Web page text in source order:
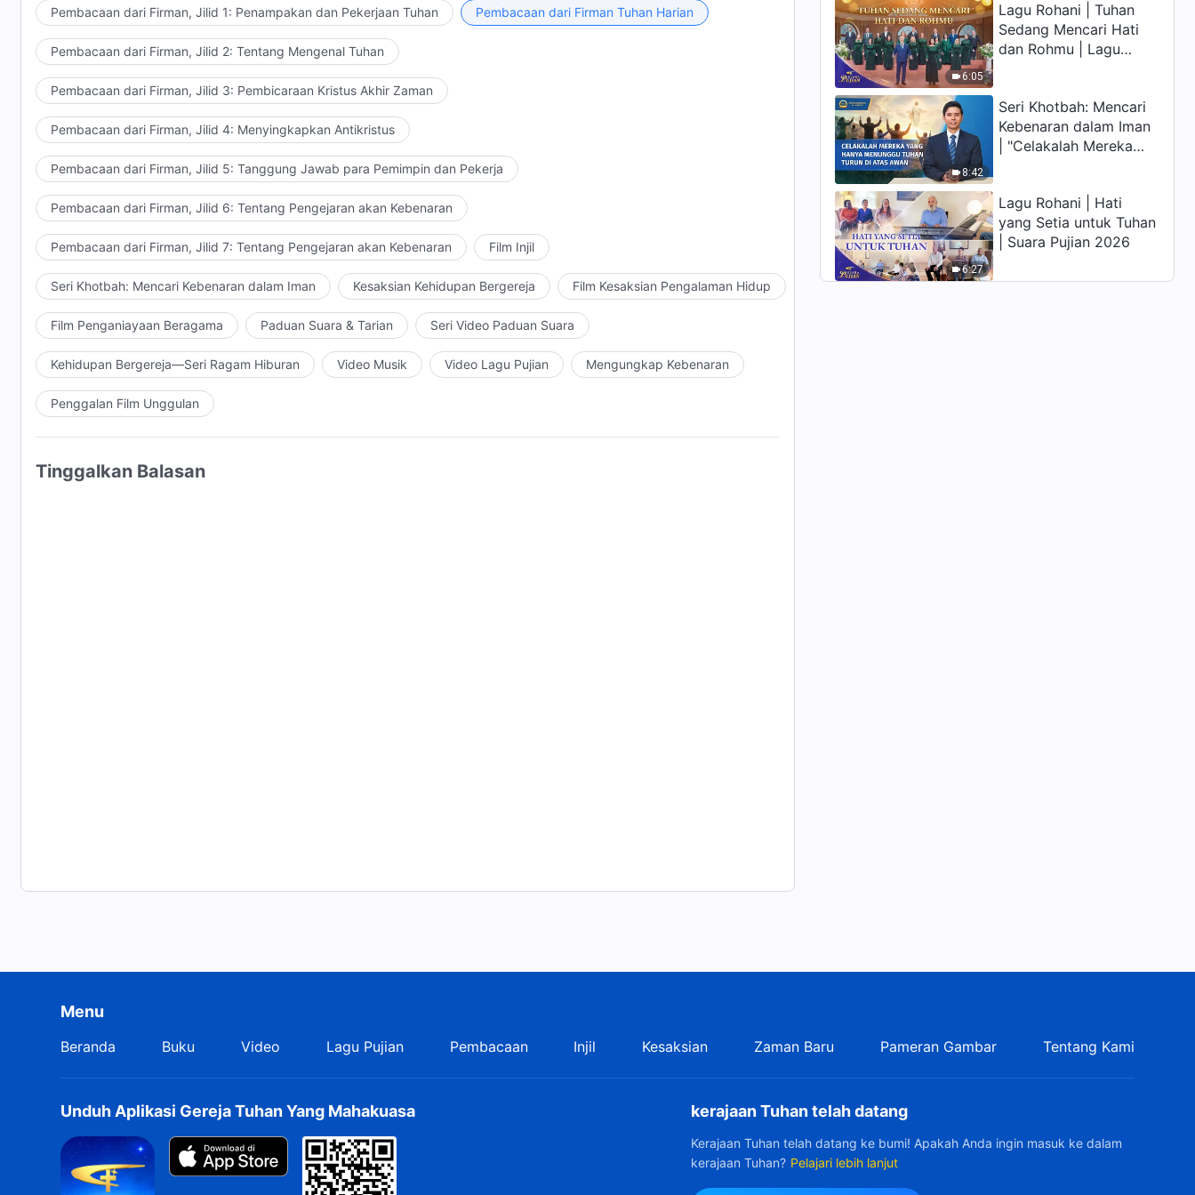
musuh-Nya—bukankah ini sudah dinyatakan dengan jelas dalam firman Tuhan?
Pembacaan dari Firman, Jilid 1: Penampakan dan Pekerjaan Tuhan Pembacaan dari Firman Tuhan Harian
Pembacaan dari Firman, Jilid 2: Tentang Mengenal Tuhan
Pembacaan dari Firman, Jilid 3: Pembicaraan Kristus Akhir Zaman
Pembacaan dari Firman, Jilid 4: Menyingkapkan Antikristus
Pembacaan dari Firman, Jilid 5: Tanggung Jawab para Pemimpin dan Pekerja
Pembacaan dari Firman, Jilid 6: Tentang Pengejaran akan Kebenaran
Pembacaan dari Firman, Jilid 7: Tentang Pengejaran akan Kebenaran Film Injil
Seri Khotbah: Mencari Kebenaran dalam Iman Kesaksian Kehidupan Bergereja Film Kesaksian Pengalaman Hidup
Film Penganiayaan Beragama Paduan Suara & Tarian Seri Video Paduan Suara
Kehidupan Bergereja—Seri Ragam Hiburan Video Musik Video Lagu Pujian Mengungkap Kebenaran
Penggalan Film Unggulan
Tinggalkan Balasan
memiliki hidup yang
kekal"?
6:05
Lagu Rohani | Tuhan
Sedang Mencari Hati
dan Rohmu | Lagu
8:42
Seri Khotbah: Mencari
Kebenaran dalam Iman
| "Celakalah Mereka
Awan"
6:27
Lagu Rohani | Hati
yang Setia untuk Tuhan
| Suara Pujian 2026
Menu
Beranda Buku Video Lagu Pujian Pembacaan Injil Kesaksian Zaman Baru Pameran Gambar Tentang Kami
Unduh Aplikasi Gereja Tuhan Yang Mahakuasa kerajaan Tuhan telah datang
Kerajaan Tuhan telah datang ke bumi! Apakah Anda ingin masuk ke dalam
kerajaan Tuhan? Pelajari lebih lanjut